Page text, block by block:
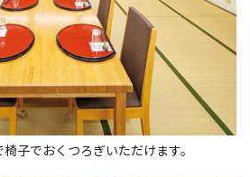
子でおくつろぎいただけます。